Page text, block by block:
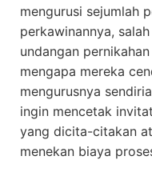
mengurusi sejumlah
perkawinannya,
undangan
mengapa mereka
mengurusnya
ingin mencetak
yang dicita-citakan
menekan biaya